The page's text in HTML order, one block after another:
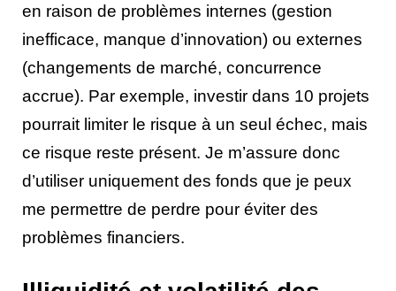
en raison de problèmes internes (gestion
inefficace, manque d’innovation) ou externes
(changements de marché, concurrence
accrue). Par exemple, investir dans 10 projets
pourrait limiter le risque à un seul échec, mais
ce risque reste présent. Je m’assure donc
d’utiliser uniquement des fonds que je peux
me permettre de perdre pour éviter des
problèmes financiers.